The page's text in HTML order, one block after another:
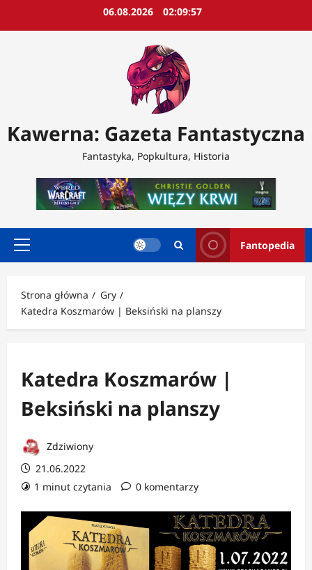
06.08.2026 02:09:59
Kawerna: Gazeta Fantastyczna
Fantastyka, Popkultura, Historia
Menu
Fantopedia
Strona główna
Gry
Katedra Koszmarów | Beksiński na planszy
Katedra Koszmarów |
Beksiński na planszy
Zdziwiony
21.06.2022
1 minut czytania
0 komentarzy